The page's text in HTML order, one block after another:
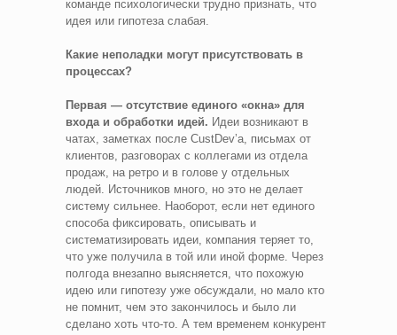
команде психологически трудно признать, что
идея или гипотеза слабая.
Какие неполадки могут присутствовать в
процессах?
Первая — отсутствие единого «окна» для
входа и обработки идей. Идеи возникают в
чатах, заметках после CustDev’а, письмах от
клиентов, разговорах с коллегами из отдела
продаж, на ретро и в голове у отдельных
людей. Источников много, но это не делает
систему сильнее. Наоборот, если нет единого
способа фиксировать, описывать и
систематизировать идеи, компания теряет то,
что уже получила в той или иной форме. Через
полгода внезапно выясняется, что похожую
идею или гипотезу уже обсуждали, но мало кто
не помнит, чем это закончилось и было ли
сделано хоть что-то. А тем временем конкурент